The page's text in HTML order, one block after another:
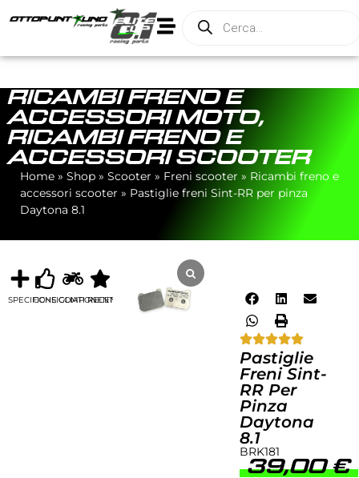
RICAMBI FRENO E
ACCESSORI MOTO,
RICAMBI FRENO E
ACCESSORI SCOOTER
Home » Shop » Scooter » Freni scooter » Ricambi freno e
accessori scooter » Pastiglie freni Sint-RR per pinza
Daytona 8.1
SPECIFICHECONSIGLIATICOMPONENTIRECENSIONI
Pastiglie
Freni Sint-
RR Per
Pinza
Daytona
8.1
BRK181
39,00€